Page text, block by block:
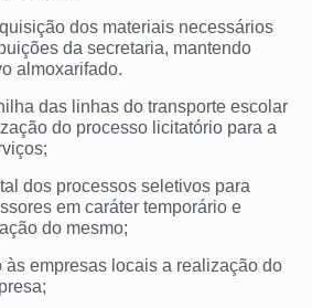
dos materiais necessários
da secretaria, mantendo
almoxarifado.
das linhas do transporte escolar
do processo licitatório para a
dos processos seletivos para
em caráter temporário e
do mesmo;
às empresas locais a realização do